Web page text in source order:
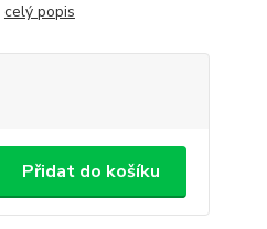
celý popis
Přidat do košíku